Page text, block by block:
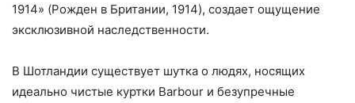
1914» (Рожден в Британии, 1914), создает ощущение
эксклюзивной наследственности.
В Шотландии существует шутка о людях, носящих
идеально чистые куртки Barbour и безупречные